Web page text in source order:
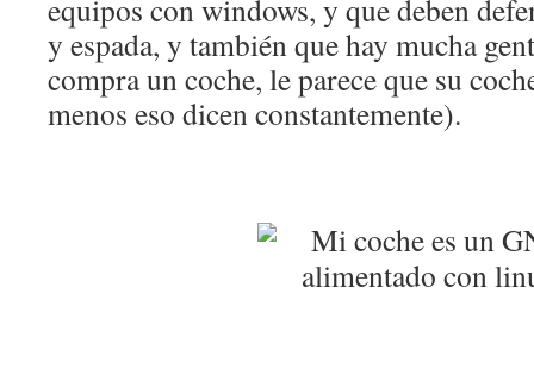
equipos con windows, y que deben
y espada, y también que hay mucha
compra un coche, le parece que su
menos eso dicen constantemente).